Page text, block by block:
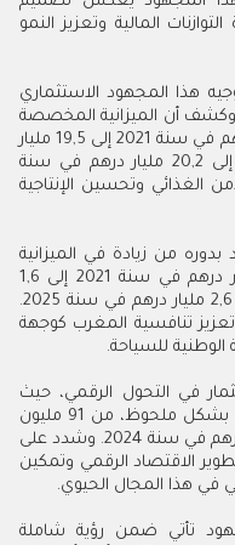
المالية وتعزيز النمو
هذا المجهود الاستثماري
وكشف أن الميزانية المخصصة
للقطاع الفلاحي ارتفعت من 15,3 مليار درهم في سنة 2021 إلى 19,5 مليار
درهم في سنة 2024، مع توقع زيادتها إلى 20,2 مليار درهم في سنة
الغذائي وتحسين الإنتاجية
من زيادة في الميزانية
المخصصة له، حيث انتقلت من 1,3 مليار درهم في سنة 2021 إلى 1,6
مليار درهم في سنة 2024، مع تخصيص 2,6 مليار درهم في سنة 2025.
تنافسية المغرب كوجهة
الوطنية للسياحة.
في التحول الرقمي، حيث
ارتفعت الميزانية المخصصة لهذا القطاع بشكل ملحوظ، من 91 مليون
درهم في سنة 2021 إلى أكثر من 2 مليار درهم في سنة 2024. وشدد على
الاقتصاد الرقمي وتمكين
في هذا المجال الحيوي.
تأتي ضمن رؤية شاملة